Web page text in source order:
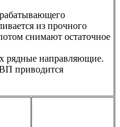
из прочного
снимают остаточное
рядные направляющие.
приводится